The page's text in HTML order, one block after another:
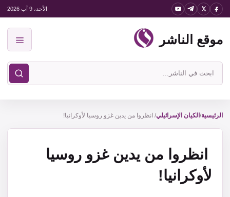
انتقل
المحتوى
الأحد، 9 آب 2026
موقع الناشر
ابحث
في
الناشر
الرئيسية/ الكيان الإسرائيلي/ انظروا من يدين غزو روسيا لأوكرانيا!
انظروا من يدين غزو روسيا
لأوكرانيا!